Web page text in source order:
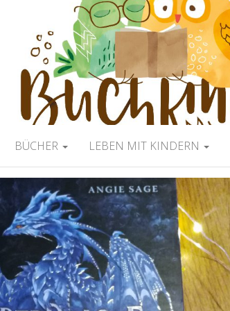
BÜCHER LEBEN MIT KINDERN